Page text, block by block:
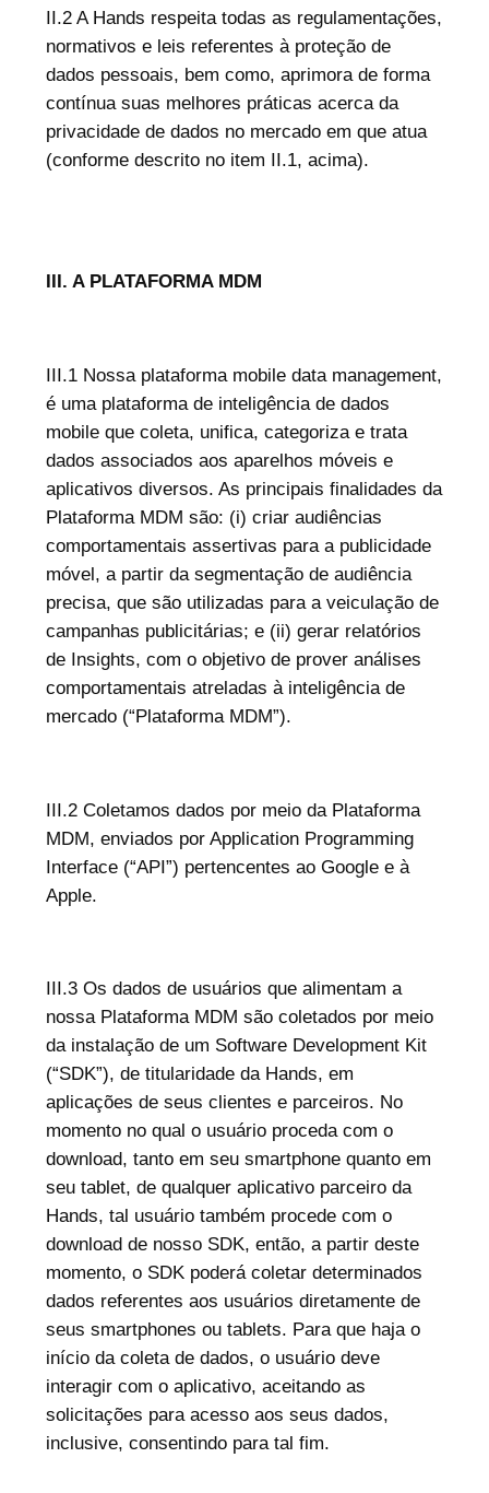
II.2 A Hands respeita todas as regulamentações,
normativos e leis referentes à proteção de
dados pessoais, bem como, aprimora de forma
contínua suas melhores práticas acerca da
privacidade de dados no mercado em que atua
(conforme descrito no item II.1, acima).
III. A PLATAFORMA MDM
III.1 Nossa plataforma mobile data management,
é uma plataforma de inteligência de dados
mobile que coleta, unifica, categoriza e trata
dados associados aos aparelhos móveis e
aplicativos diversos. As principais finalidades da
Plataforma MDM são: (i) criar audiências
comportamentais assertivas para a publicidade
móvel, a partir da segmentação de audiência
precisa, que são utilizadas para a veiculação de
campanhas publicitárias; e (ii) gerar relatórios
de Insights, com o objetivo de prover análises
comportamentais atreladas à inteligência de
mercado (“Plataforma MDM”).
III.2 Coletamos dados por meio da Plataforma
MDM, enviados por Application Programming
Interface (“API”) pertencentes ao Google e à
Apple.
III.3 Os dados de usuários que alimentam a
nossa Plataforma MDM são coletados por meio
da instalação de um Software Development Kit
(“SDK”), de titularidade da Hands, em
aplicações de seus clientes e parceiros. No
momento no qual o usuário proceda com o
download, tanto em seu smartphone quanto em
seu tablet, de qualquer aplicativo parceiro da
Hands, tal usuário também procede com o
download de nosso SDK, então, a partir deste
momento, o SDK poderá coletar determinados
dados referentes aos usuários diretamente de
seus smartphones ou tablets. Para que haja o
início da coleta de dados, o usuário deve
interagir com o aplicativo, aceitando as
solicitações para acesso aos seus dados,
inclusive, consentindo para tal fim.